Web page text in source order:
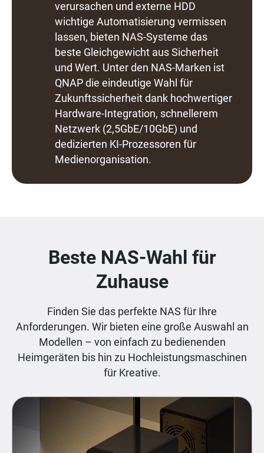
verursachen und externe HDD
wichtige Automatisierung vermissen
lassen, bieten NAS-Systeme das
beste Gleichgewicht aus Sicherheit
und Wert. Unter den NAS-Marken ist
QNAP die eindeutige Wahl für
Zukunftssicherheit dank hochwertiger
Hardware-Integration, schnellerem
Netzwerk (2,5GbE/10GbE) und
dedizierten KI-Prozessoren für
Medienorganisation.
Beste NAS-Wahl für
Zuhause
Finden Sie das perfekte NAS für Ihre
Anforderungen. Wir bieten eine große Auswahl an
Modellen – von einfach zu bedienenden
Heimgeräten bis hin zu Hochleistungsmaschinen
für Kreative.